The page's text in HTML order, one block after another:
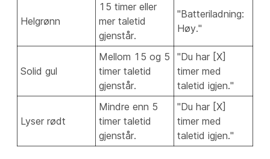
Helgrønn
15 timer eller
mer taletid
gjenstår.
"Batteriladning:
Høy."
Solid gul
Mellom 15 og 5
timer taletid
gjenstår.
"Du har [X]
timer med
taletid igjen."
Lyser rødt
Mindre enn 5
timer taletid
gjenstår.
"Du har [X]
timer med
taletid igjen."